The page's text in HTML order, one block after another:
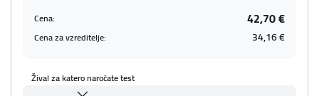
Cena: 42,70 €
Cena za vzreditelje: 34,16 €
Žival za katero naročate test